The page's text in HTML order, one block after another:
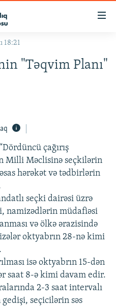
18:21
"Təqvim Planı"
çağırış
Milli Məclisinə seçkilərin
hərəkət və tədbirlərin
seçki dairəsi üzrə
namizədlərin müdafiəsi
və ölkə ərazisində
oktyabrın 28-nə kimi
isə oktyabrın 15-dən
saat 8-ə kimi davam edir.
2-3 saat intervalı
seçicilərin səs